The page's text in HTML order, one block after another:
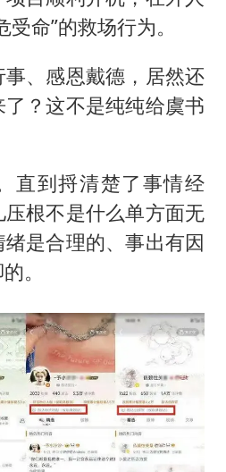
命”的救场行为。
、感恩戴德，居然还
？这不是纯纯给虞书
直到捋清楚了事情经
根不是什么单方面无
是合理的、事出有因
。